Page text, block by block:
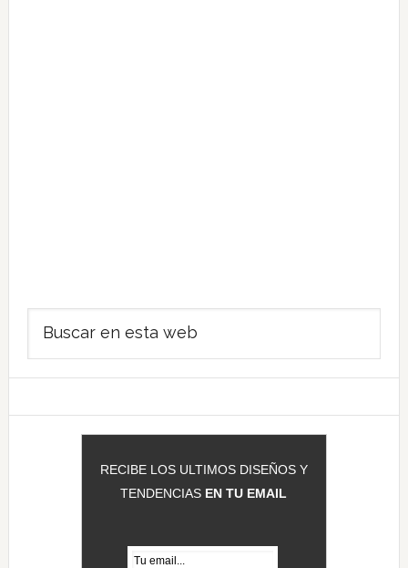
Barra
lateral
principal
RECIBE LOS ULTIMOS DISEÑOS Y
TENDENCIAS EN TU EMAIL